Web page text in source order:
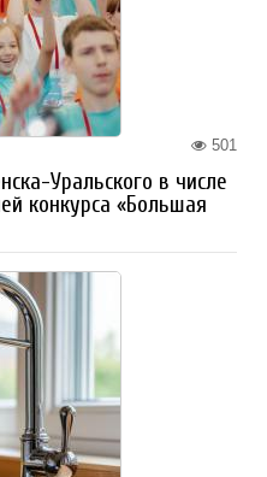
501
Уральского в числе
конкурса «Большая